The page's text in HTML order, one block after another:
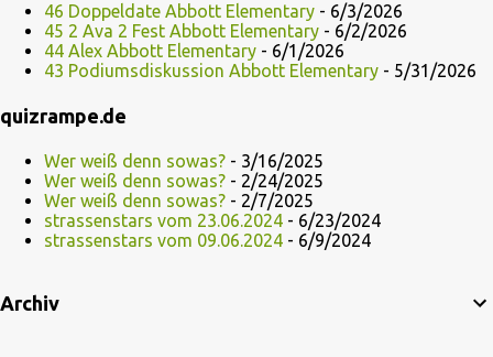
46 Doppeldate Abbott Elementary - 6/3/2026
45 2 Ava 2 Fest Abbott Elementary - 6/2/2026
44 Alex Abbott Elementary - 6/1/2026
43 Podiumsdiskussion Abbott Elementary - 5/31/2026
quizrampe.de
Wer weiß denn sowas? - 3/16/2025
Wer weiß denn sowas? - 2/24/2025
Wer weiß denn sowas? - 2/7/2025
strassenstars vom 23.06.2024 - 6/23/2024
strassenstars vom 09.06.2024 - 6/9/2024
Archiv